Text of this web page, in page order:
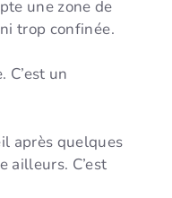
une zone de
trop confinée.
C’est un
après quelques
ailleurs. C’est